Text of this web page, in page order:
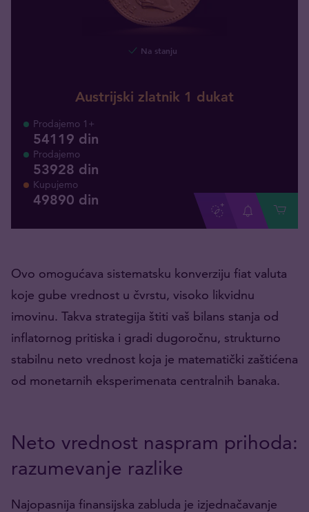
Na stanju
Austrijski zlatnik 1 dukat
Prodajemo 1+
54119 din
Prodajemo
53928 din
Kupujemo
49890 din
Ovo omogućava sistematsku konverziju fiat valuta
koje gube vrednost u čvrstu, visoko likvidnu
imovinu. Takva strategija štiti vaš bilans stanja od
inflatornog pritiska i gradi dugoročnu, strukturno
stabilnu neto vrednost koja je matematički zaštićena
od monetarnih eksperimenata centralnih banaka.
Neto vrednost naspram prihoda:
razumevanje razlike
Najopasnija finansijska zabluda je izjednačavanje